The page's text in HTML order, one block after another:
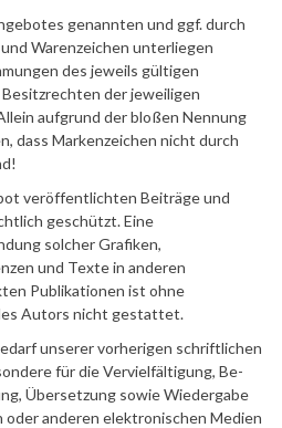
genannten und ggf. durch
Warenzeichen unterliegen
des jeweils gültigen
der jeweiligen
aufgrund der bloßen Nennung
dass Markenzeichen nicht durch
veröffentlichten Beiträge und
geschützt. Eine
solcher Grafiken,
und Texte in anderen
Publikationen ist ohne
Autors nicht gestattet.
unserer vorherigen schriftlichen
für die Vervielfältigung, Be-
Übersetzung sowie Wiedergabe
anderen elektronischen Medien